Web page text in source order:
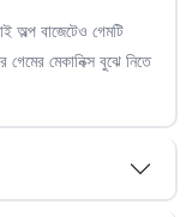
অল্প বাজেটেও গেমটি
মেকানিক্স বুঝে নিতে